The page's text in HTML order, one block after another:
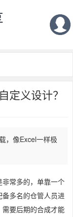
定义设计？
，像Excel一样极
常多的，单靠一个
多名的仓管人员进
要后期的合成才能